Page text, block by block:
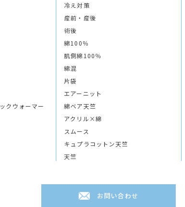
クウォーマー
冷え対策
産前・産後
術後
綿100％
肌側綿100％
綿混
片袋
エアーニット
綿ベア天竺
アクリル×綿
スムース
キュプラコットン天竺
天竺
お問い合わせ